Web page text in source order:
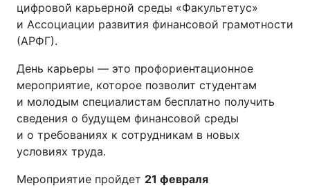
цифровой карьерной среды «Факультетус»
и Ассоциации развития финансовой грамотности
(АРФГ).
День карьеры — это профориентационное
мероприятие, которое позволит студентам
и молодым специалистам бесплатно получить
сведения о будущем финансовой среды
и о требованиях к сотрудникам в новых
условиях труда.
Мероприятие пройдет 21 февраля